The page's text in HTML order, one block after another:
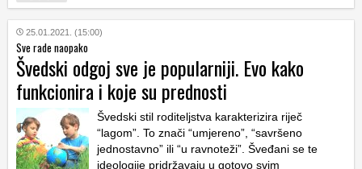
25.01.2021. (15:00)
Sve rade naopako
Švedski odgoj sve je popularniji. Evo kako
funkcionira i koje su prednosti
Švedski stil roditeljstva karakterizira riječ
“lagom”. To znači “umjereno”, “savršeno
jednostavno” ili “u ravnoteži”. Šveđani se te
ideologije pridržavaju u gotovo svim